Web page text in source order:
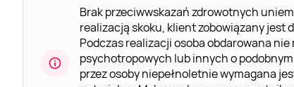
Brak przeciwwskazań zdrowotnych
realizacją skoku, klient zobowiązany jest
Podczas realizacji osoba obdarowana
psychotropowych lub innych o
przez osoby niepełnoletnie wymagana